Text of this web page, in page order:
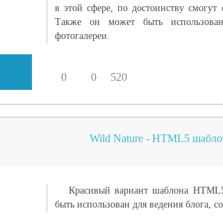
в этой сфере, по достоинству
Также он может быть
фотогалереи.
0 0 520
Wild Nature - HTML5
Красивый вариант шаблона
быть использован для ведения блога,